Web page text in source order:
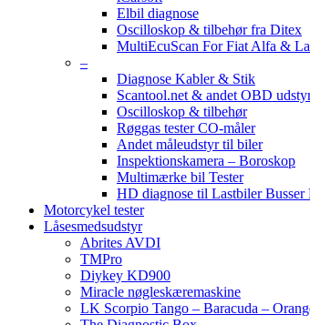
Elbil diagnose
Oscilloskop & tilbehør fra Ditex
MultiEcuScan For Fiat Alfa &
–
Diagnose Kabler & Stik
Scantool.net & andet OBD
Oscilloskop & tilbehør
Røggas tester CO-måler
Andet måleudstyr til biler
Inspektionskamera – Boroskop
Multimærke bil Tester
HD diagnose til Lastbiler
Motorcykel tester
Låsesmedsudstyr
Abrites AVDI
TMPro
Diykey KD900
Miracle nøgleskæremaskine
LK Scorpio Tango – Baracuda –